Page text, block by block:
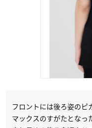
フロントには後ろ姿のピ
マックスのすがたとなっ